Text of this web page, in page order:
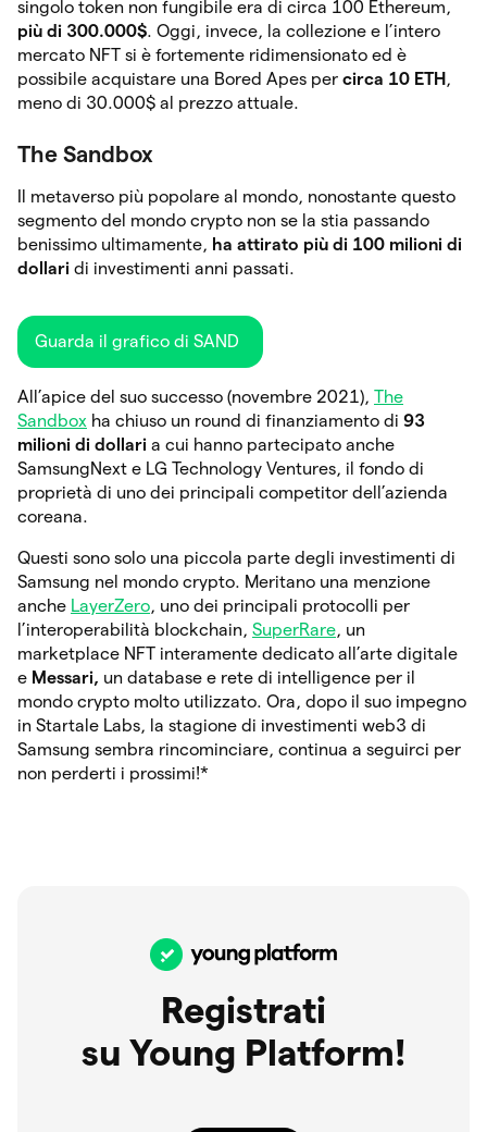
singolo token non fungibile era di circa 100 Ethereum,
più di 300.000$. Oggi, invece, la collezione e l’intero
mercato NFT si è fortemente ridimensionato ed è
possibile acquistare una Bored Apes per circa 10 ETH ,
meno di 30.000$ al prezzo attuale.
The Sandbox
Il metaverso più popolare al mondo, nonostante questo
segmento del mondo crypto non se la stia passando
benissimo ultimamente, ha attirato più di 100 milioni di
dollari di investimenti anni passati.
Guarda il grafico di SAND
All’apice del suo successo (novembre 2021), The
Sandbox ha chiuso un round di finanziamento di 93
milioni di dollari a cui hanno partecipato anche
SamsungNext e LG Technology Ventures, il fondo di
proprietà di uno dei principali competitor dell’azienda
coreana.
Questi sono solo una piccola parte degli investimenti di
Samsung nel mondo crypto. Meritano una menzione
anche LayerZero, uno dei principali protocolli per
l’interoperabilità blockchain, SuperRare, un
marketplace NFT interamente dedicato all’arte digitale
e Messari, un database e rete di intelligence per il
mondo crypto molto utilizzato. Ora, dopo il suo impegno
in Startale Labs, la stagione di investimenti web3 di
Samsung sembra rincominciare, continua a seguirci per
non perderti i prossimi!*
Registrati
su Young Platform!